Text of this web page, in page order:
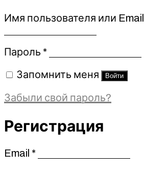
Имя пользователя или Email
Пароль *Обязательно
Запомнить меня Войти
Забыли свой пароль?
Регистрация
Email *Обязательно